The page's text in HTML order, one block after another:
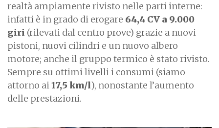
realtà ampiamente rivisto nelle parti interne:
infatti è in grado di erogare 64,4 CV a 9.000
giri (rilevati dal centro prove) grazie a nuovi
pistoni, nuovi cilindri e un nuovo albero
motore; anche il gruppo termico è stato rivisto.
Sempre su ottimi livelli i consumi (siamo
attorno ai17,5 km/l), nonostante l’aumento
delle prestazioni.